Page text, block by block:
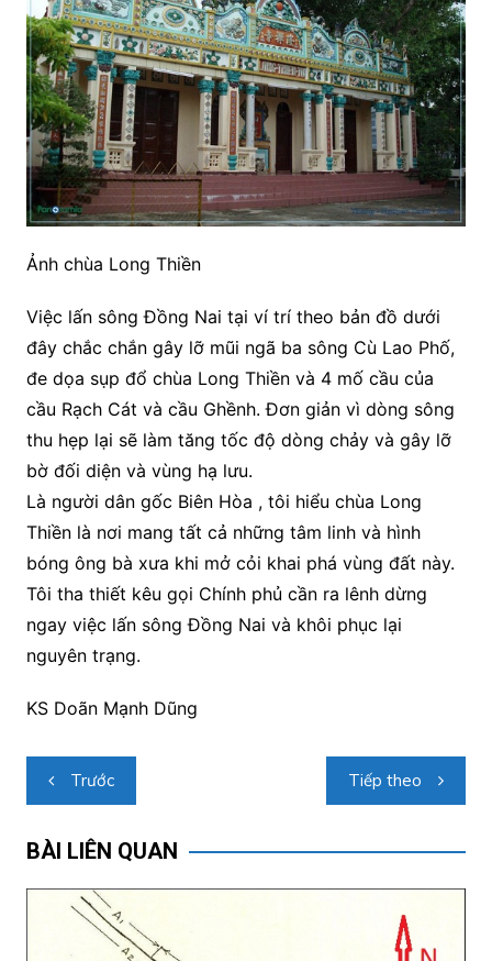
Ảnh chùa Long Thiền
Việc lấn sông Đồng Nai tại ví trí theo bản đồ dưới
đây chắc chắn gây lỡ mũi ngã ba sông Cù Lao Phố,
đe dọa sụp đổ chùa Long Thiền và 4 mố cầu của
cầu Rạch Cát và cầu Ghềnh. Đơn giản vì dòng sông
thu hẹp lại sẽ làm tăng tốc độ dòng chảy và gây lỡ
bờ đối diện và vùng hạ lưu.
Là người dân gốc Biên Hòa , tôi hiểu chùa Long
Thiền là nơi mang tất cả những tâm linh và hình
bóng ông bà xưa khi mở cỏi khai phá vùng đất này.
Tôi tha thiết kêu gọi Chính phủ cần ra lênh dừng
ngay việc lấn sông Đồng Nai và khôi phục lại
nguyên trạng.
KS Doãn Mạnh Dũng
Điều
hướng
bài
Trước Tiếp theo
BÀI LIÊN QUAN